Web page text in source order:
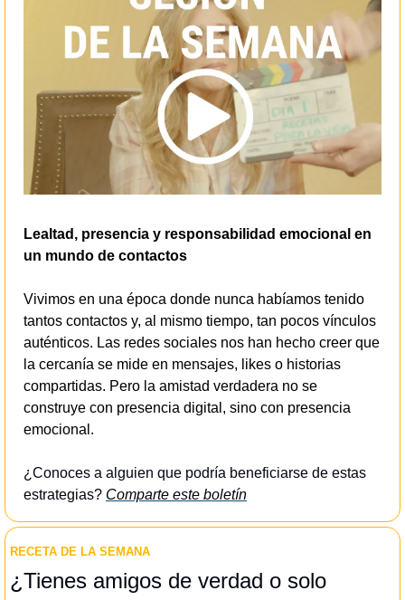
Lealtad, presencia y responsabilidad emocional en
un mundo de contactos
Vivimos en una época donde nunca habíamos tenido
tantos contactos y, al mismo tiempo, tan pocos vínculos
auténticos. Las redes sociales nos han hecho creer que
la cercanía se mide en mensajes, likes o historias
compartidas. Pero la amistad verdadera no se
construye con presencia digital, sino con presencia
emocional.
¿Conoces a alguien que podría beneficiarse de estas
estrategias? Comparte este boletín
RECETA DE LA SEMANA
¿Tienes amigos de verdad o solo